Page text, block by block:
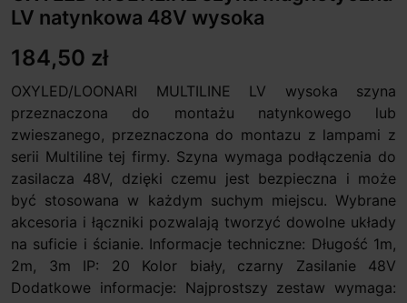
LV natynkowa 48V wysoka
184,50 zł
OXYLED/LOONARI MULTILINE LV wysoka szyna
przeznaczona do montażu natynkowego lub
zwieszanego, przeznaczona do montazu z lampami z
serii Multiline tej firmy. Szyna wymaga podłączenia do
zasilacza 48V, dzięki czemu jest bezpieczna i może
być stosowana w każdym suchym miejscu. Wybrane
akcesoria i łączniki pozwalają tworzyć dowolne układy
na suficie i ścianie. Informacje techniczne: Długość 1m,
2m, 3m IP: 20 Kolor biały, czarny Zasilanie 48V
Dodatkowe informacje: Najprostszy zestaw wymaga: